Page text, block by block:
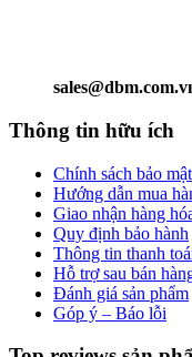
Thông tin hữu ích
Chính sách bảo mật
Hướng dẫn mua
Giao nhận hàng
Quy định bảo hành
Thông tin thanh
Hỗ trợ sau bán
Đánh giá sản phẩm
Góp ý – Báo lỗi